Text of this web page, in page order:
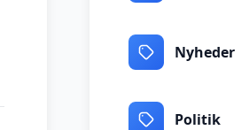
Nyheder
Politik